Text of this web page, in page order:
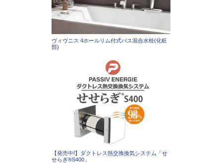
ヴィヴニス 4ホールリム付式バス混合水栓(化粧
部)
【発売中!】ダクトレス熱交換換気システム「せ
せらぎ®S400」